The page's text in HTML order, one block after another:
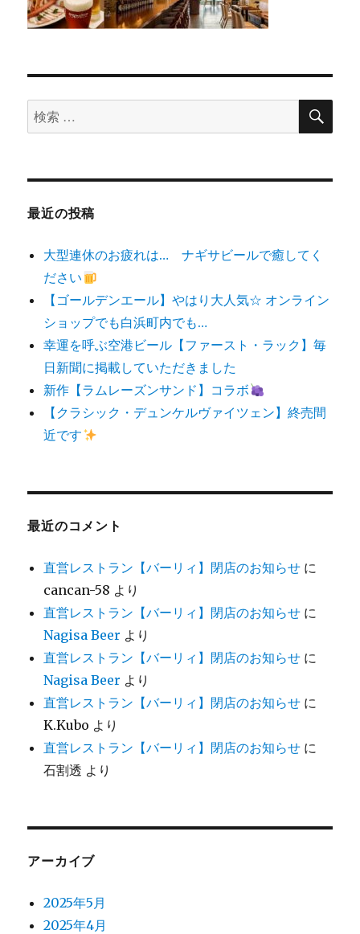
検
索
象:
検
最近の投稿
大型連休のお疲れは… ナギサビールで癒してく
ださい
【ゴールデンエール】やはり大人気☆ オンライン
ショップでも白浜町内でも…
幸運を呼ぶ空港ビール【ファースト・ラック】毎
日新聞に掲載していただきました
新作【ラムレーズンサンド】コラボ
【クラシック・デュンケルヴァイツェン】終売間
近です
最近のコメント
直営レストラン【バーリィ】閉店のお知らせ に
cancan-58 より
直営レストラン【バーリィ】閉店のお知らせ に
Nagisa Beer より
直営レストラン【バーリィ】閉店のお知らせ に
Nagisa Beer より
直営レストラン【バーリィ】閉店のお知らせ に
K.Kubo より
直営レストラン【バーリィ】閉店のお知らせ に
石割透 より
アーカイブ
2025年5月
2025年4月